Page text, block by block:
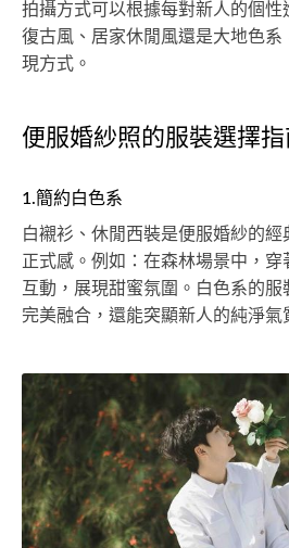
拍攝方式可以根據每對新人的個性
復古風、居家休閒風還是大地色系
現方式。
便服婚紗照的服裝選擇指
1.簡約白色系
白襯衫、休閒西裝是便服婚紗的
正式感。例如：在森林場景中，
互動，展現甜蜜氛圍。白色系的
完美融合，還能突顯新人的純淨氣